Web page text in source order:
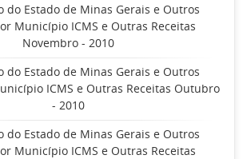
do Estado de Minas Gerais e Outros
Município ICMS e Outras Receitas
Novembro - 2010
do Estado de Minas Gerais e Outros
ICMS e Outras Receitas Outubro
- 2010
do Estado de Minas Gerais e Outros
Município ICMS e Outras Receitas